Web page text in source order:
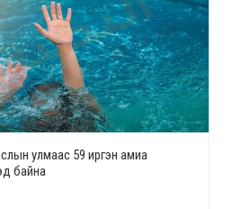
улмаас 59 иргэн амиа
байна